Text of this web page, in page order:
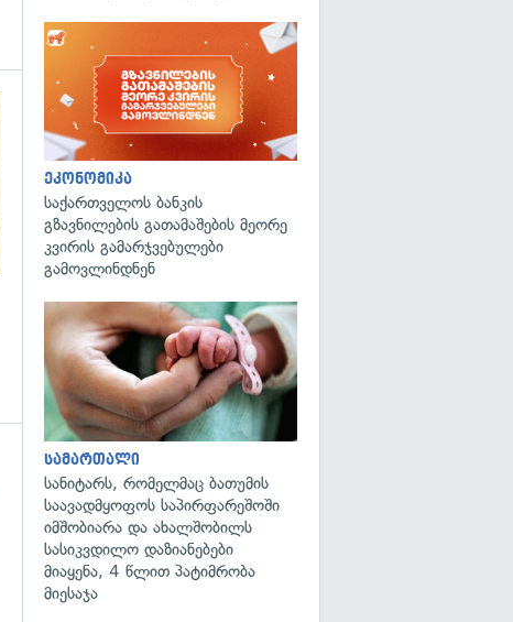
ეკონომიკა
საქართველოს ბანკის
გზავნილების გათამაშების მეორე
კვირის გამარჯვებულები
გამოვლინდნენ
სამართალი
სანიტარს, რომელმაც ბათუმის
საავადმყოფოს საპირფარეშოში
იმშობიარა და ახალშობილს
სასიკვდილო დაზიანებები
მიაყენა, 4 წლით პატიმრობა
მიესაჯა